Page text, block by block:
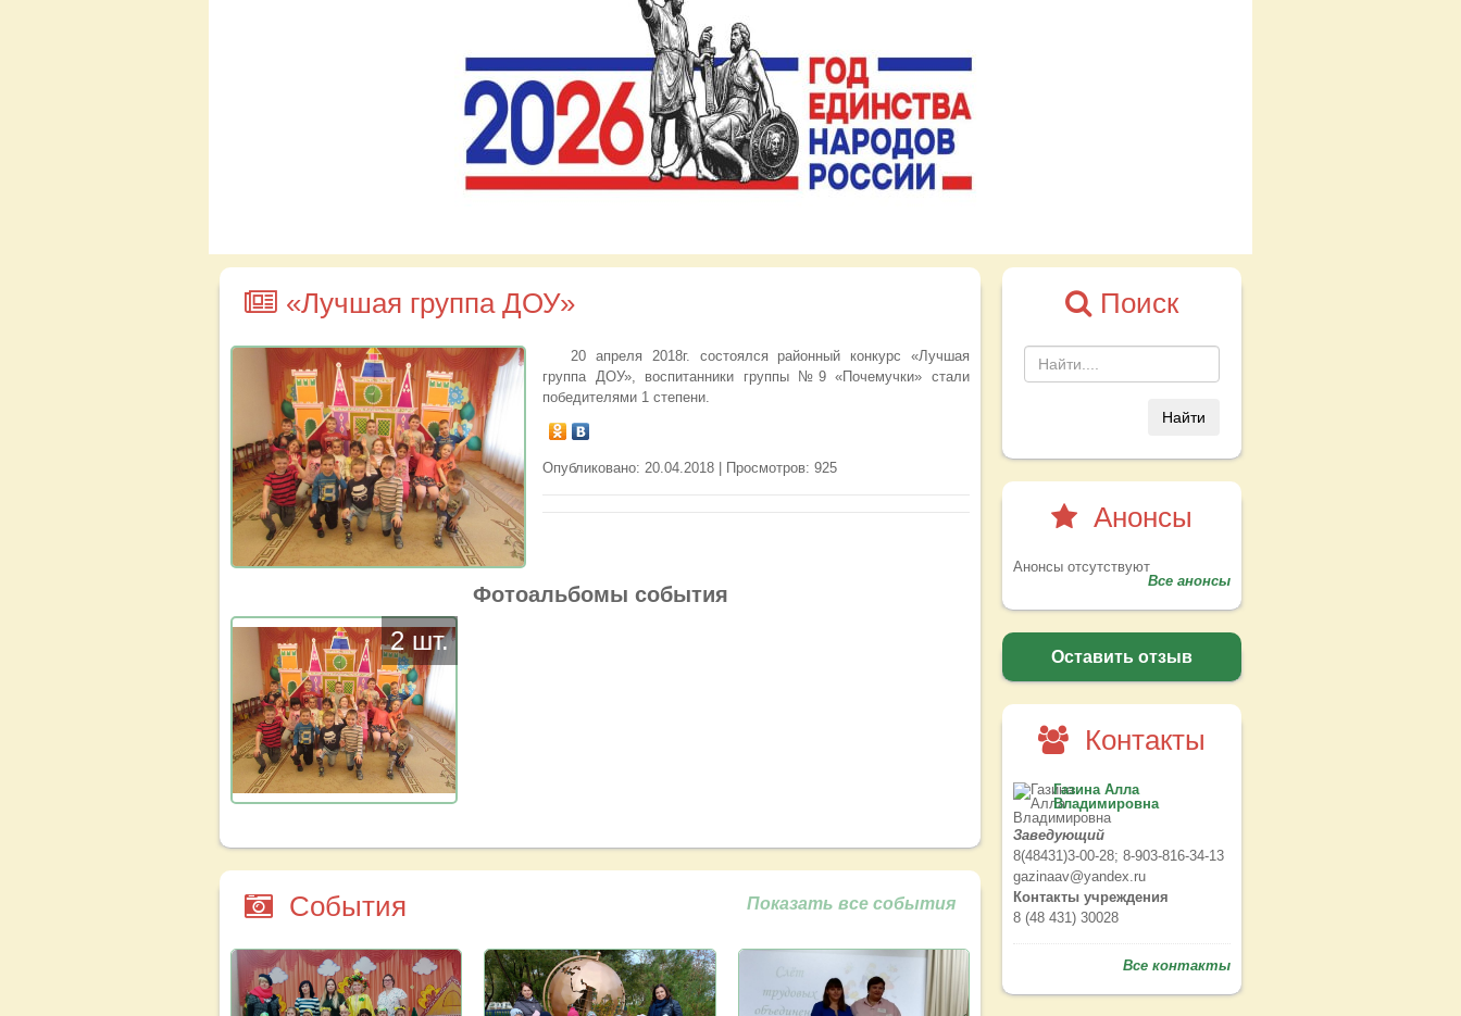
«Лучшая группа ДОУ»
20 апреля 2018г. состоялся районный конкурс «Лучшая
группа ДОУ», воспитанники группы №9 «Почемучки» стали
победителями 1 степени.
Опубликовано: 20.04.2018 | Просмотров: 925
Фотоальбомы события
2 шт.
События Показать все события
Поиск
Найти
Анонсы
Анонсы отсутствуют
Все анонсы
Оставить отзыв
Контакты
Газина Алла
Владимировна
Заведующий
8(48431)3-00-28; 8-903-816-34-13
gazinaav@yandex.ru
Контакты учреждения
8 (48 431) 30028
Все контакты